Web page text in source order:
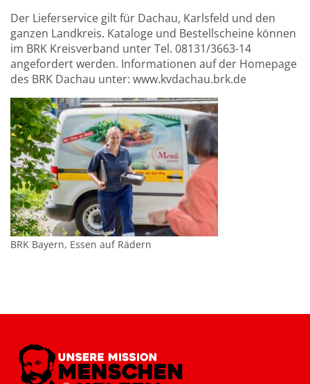
Der Lieferservice gilt für Dachau, Karlsfeld und den
ganzen Landkreis. Kataloge und Bestellscheine können
im BRK Kreisverband unter Tel. 08131/3663-14
angefordert werden. Informationen auf der Homepage
des BRK Dachau unter: www.kvdachau.brk.de
BRK Bayern, Essen auf Rädern